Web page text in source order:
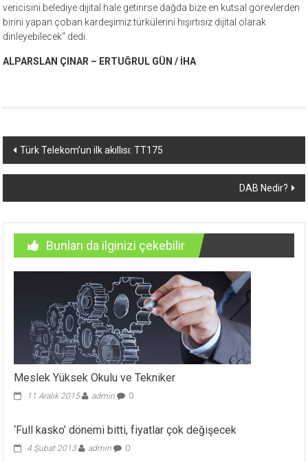
vericisini belediye dijital hale getirirse dağda bize en kutsal görevlerden
birini yapan çoban kardeşimiz türkülerini hışırtısız dijital olarak
dinleyebilecek" dedi.
ALPARSLAN ÇINAR – ERTUĞRUL GÜN / İHA
Yazı
dolaşımı
Türk Telekom’un ilk akıllısı: TT175
DAB Nedir?
Bunları da ilginizi çekebilir
Meslek Yüksek Okulu ve Tekniker
11 Aralık 2015 admin 0
‘Full kasko’ dönemi bitti, fiyatlar çok değişecek
4 Şubat 2013 admin 0